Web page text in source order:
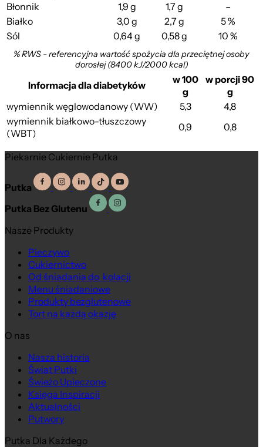
Błonnik
1,9 g 1,7 g
–
Białko
3,0 g 2,7 g
5 %
Sól
0,64 g 0,58 g 10 %
% RWS - referencyjna wartość spożycia dla przeciętnej osoby
dorosłej (8400 kJ/2000 kcal)
Informacja dla diabetyków
w 100
g
w porcji 90
g
wymiennik węglowodanowy (WW)
5,3
4,8
wymiennik białkowo-tłuszczowy
(WBT)
0,9 0,8
Piekarnie Cukiernie Putka
Putka
Putka Bez Glutenu
Nasze Produkty
Pieczywo
Cukiernictwo
Od śniadania do kolacji
Menu śniadaniowe
Produkty bezglutenowe
Tort na każdą okazję
O nas
Nasza historia
Świat Putki
Świeżo Upieczone
Księga Inspiracji
Aktualności
Putwory
Putka Dla Każdego